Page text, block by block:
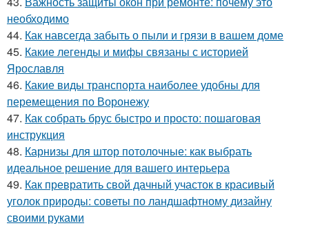
необходимо
44. Как навсегда забыть о пыли и грязи в вашем доме
45. Какие легенды и мифы связаны с историей
Ярославля
46. Какие виды транспорта наиболее удобны для
перемещения по Воронежу
47. Как собрать брус быстро и просто: пошаговая
инструкция
48. Карнизы для штор потолочные: как выбрать
идеальное решение для вашего интерьера
49. Как превратить свой дачный участок в красивый
уголок природы: советы по ландшафтному дизайну
своими руками